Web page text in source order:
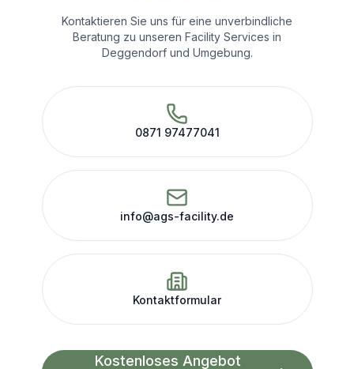
Kontaktieren Sie uns für eine unverbindliche
Beratung zu unseren Facility Services in
Deggendorfund Umgebung.
0871 97477041
info@ags-facility.de
Kontaktformular
Kostenloses Angebot